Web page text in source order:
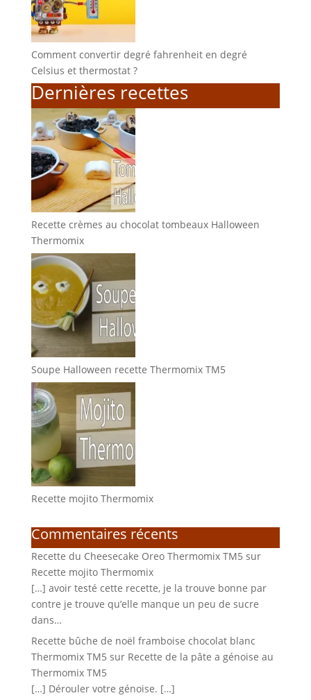
Comment convertir degré fahrenheit en degré
Celsius et thermostat ?
Dernières recettes
Recette crèmes au chocolat tombeaux Halloween
Thermomix
Soupe Halloween recette Thermomix TM5
Recette mojito Thermomix
Commentaires récents
Recette du Cheesecake Oreo Thermomix TM5 sur
Recette mojito Thermomix
[…] avoir testé cette recette, je la trouve bonne par
contre je trouve qu’elle manque un peu de sucre
dans…
Recette bûche de noël framboise chocolat blanc
Thermomix TM5 sur Recette de la pâte a génoise au
Thermomix TM5
[…] Dérouler votre génoise. […]